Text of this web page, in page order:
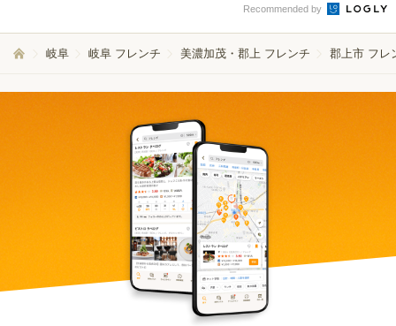
Recommended by
岐阜 岐阜 フレンチ 美濃加茂・郡上 フレンチ 郡上市 フレ